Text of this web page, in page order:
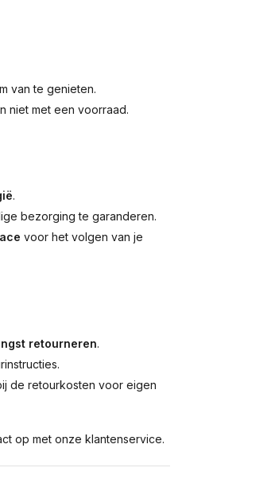
van te genieten.
niet met een voorraad.
.
bezorging te garanderen.
voor het volgen van je
retourneren.
de retourkosten voor eigen
op met onze klantenservice.